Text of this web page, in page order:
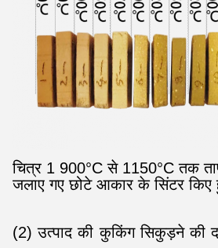
चित्र 1 900°C से 1150°C तक
जलाए गए छोटे आकार के सिंटर किए
(2) उत्पाद की कुकिंग सिकुड़ने की